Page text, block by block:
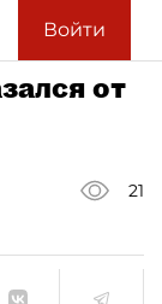
Войти
от
21